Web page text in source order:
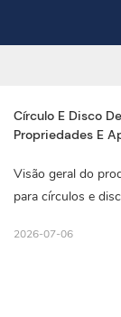
Círculo E Disco
Propriedades E
Visão geral do
para círculos e
2026-07-06